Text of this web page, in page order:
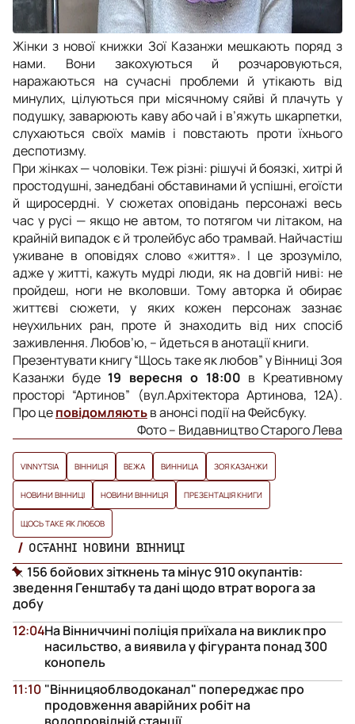
Жінки з нової книжки Зої Казанжи мешкають поряд з
нами. Вони закохуються й розчаровуються,
наражаються на сучасні проблеми й утікають від
минулих, цілуються при місячному сяйві й плачуть у
подушку, заварюють каву або чай і в’яжуть шкарпетки,
слухаються своїх мамів і повстають проти їхнього
деспотизму.
При жінках — чоловіки. Теж різні: рішучі й боязкі, хитрі й
простодушні, занедбані обставинами й успішні, егоїсти
й щиросердні. У сюжетах оповідань персонажі весь
час у русі — якщо не автом, то потягом чи літаком, на
крайній випадок є й тролейбус або трамвай. Найчастіш
уживане в оповідях слово «життя». І це зрозуміло,
адже у житті, кажуть мудрі люди, як на довгій ниві: не
пройдеш, ноги не вколовши. Тому авторка й обирає
життєві сюжети, у яких кожен персонаж зазнає
неухильних ран, проте й знаходить від них спосіб
заживлення. Любов’ю, – йдеться в анотації книги.
Презентувати книгу “Щось таке як любов” у Вінниці Зоя
Казанжи буде 19 вересня о 18:00 в Креативному
просторі “Артинов” (вул.Архітектора Артинова, 12А).
Про цеповідомляютьв анонсі події на Фейсбуку.
Фото – Видавництво Старого Лева
VINNYTSIA ВІННИЦЯ ВЕЖА ВИННИЦА ЗОЯ КАЗАНЖИ
НОВИНИ ВІННИЦІ НОВИНИ ВІННИЦЯ ПРЕЗЕНТАЦІЯ КНИГИ
ЩОСЬ ТАКЕ ЯК ЛЮБОВ
ОСТАННІ НОВИНИ ВІННИЦІ
156 бойових зіткнень та мінус 910 окупантів:
зведення Генштабу та дані щодо втрат ворога за
добу
На Вінниччині поліція приїхала на виклик про
насильство, а виявила у фігуранта понад 300
конопель
12:04
"Вінницяоблводоканал" попереджає про
продовження аварійних робіт на
11:10